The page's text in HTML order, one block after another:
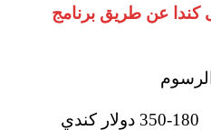
عن طريق برنامج